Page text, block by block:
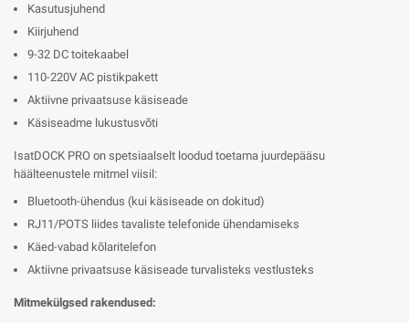
Kasutusjuhend
Kiirjuhend
9-32 DC toitekaabel
110-220V AC pistikpakett
Aktiivne privaatsuse käsiseade
Käsiseadme lukustusvõti
IsatDOCK PRO on spetsiaalselt loodud toetama juurdepääsu
häälteenustele mitmel viisil:
Bluetooth-ühendus (kui käsiseade on dokitud)
RJ11/POTS liides tavaliste telefonide ühendamiseks
Käed-vabad kõlaritelefon
Aktiivne privaatsuse käsiseade turvalisteks vestlusteks
Mitmekülgsed rakendused: